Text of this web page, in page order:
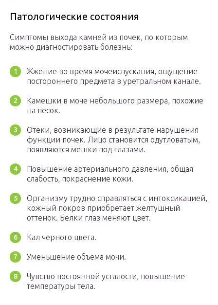
Патологические состояния
Симптомы выхода камней из почек, по которым
можно диагностировать болезнь:
Жжение во время мочеиспускания, ощущение
постороннего предмета в уретральном канале.
Камешки в моче небольшого размера, похожие
на песок.
Отеки, возникающие в результате нарушения
функции почек. Лицо становится одутловатым,
появляются мешки под глазами.
Повышение артериального давления, общая
слабость, покраснение кожи.
Организму трудно справляться с интоксикацией,
кожный покров приобретает желтушный
оттенок. Белки глаз меняют цвет.
Кал черного цвета.
Уменьшение объема мочи.
Чувство постоянной усталости, повышение
температуры тела.